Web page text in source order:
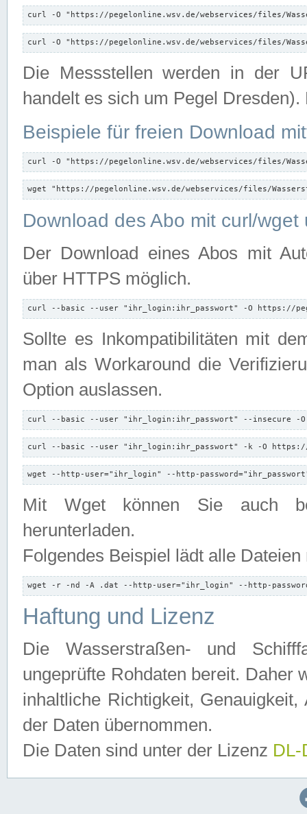
curl -O "https://pegelonline.wsv.de/webservices/files/
curl -O "https://pegelonline.wsv.de/webservices/files/
Die Messstellen werden in der
handelt es sich um Pegel
Beispiele für freien Download
curl -O "https://pegelonline.wsv.de/webservices/files/
wget "https://pegelonline.wsv.de/webservices/files/
Download des Abo mit curl/
Der Download eines Abos mit
über HTTPS möglich.
curl --basic --user "ihr_login:ihr_passwort" -O https://
Sollte es Inkompatibilitäten mit
man als Workaround die
Option auslassen.
curl --basic --user "ihr_login:ihr_passwort" --insecure -
curl --basic --user "ihr_login:ihr_passwort" -k -O
wget --http-user="ihr_login" --http-
Mit Wget können Sie auch
herunterladen.
Folgendes Beispiel lädt alle
wget -r -nd -A .dat --http-user="ihr_login" --http-
Haftung und Lizenz
Die Wasserstraßen- und
ungeprüfte Rohdaten bereit. Daher
inhaltliche Richtigkeit,
der Daten übernommen.
Die Daten sind unter der Lizenz